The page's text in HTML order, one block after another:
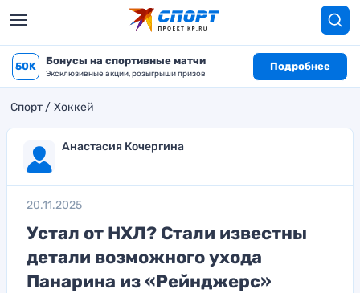
50K Бонусы на спортивные матчи
Эксклюзивные акции, розыгрыши призов
Подробнее
Спорт Хоккей
Анастасия Кочергина
20.11.2025
Устал от НХЛ? Стали известны
детали возможного ухода
Панарина из «Рейнджерс»